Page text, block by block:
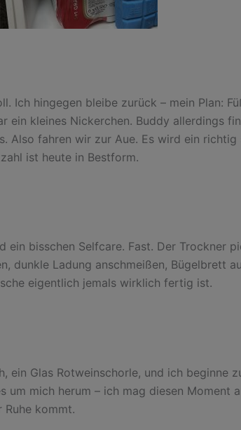
Ich hingegen bleibe zurück – mein Plan:
ein kleines Nickerchen. Buddy allerdings
Also fahren wir zur Aue. Es wird ein richtig
ist heute in Bestform.
ein bisschen Selfcare. Fast. Der Trockner
dunkle Ladung anschmeißen, Bügelbrett
eigentlich jemals wirklich fertig ist.
ein Glas Rotweinschorle, und ich beginne
um mich herum – ich mag diesen Moment
Ruhe kommt.